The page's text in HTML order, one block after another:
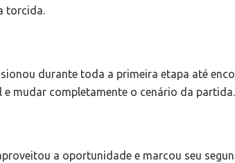
torcida.
durante toda a primeira etapa até
mudar completamente o cenário da partida.
a oportunidade e marcou seu